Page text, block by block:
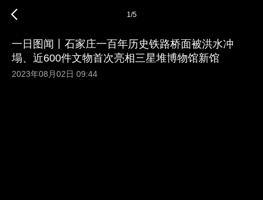
1/5
一日图闻丨石家庄一百年历史铁路桥面被洪水冲
塌、近600件文物首次亮相三星堆博物馆新馆
2023年08月02日 09:44